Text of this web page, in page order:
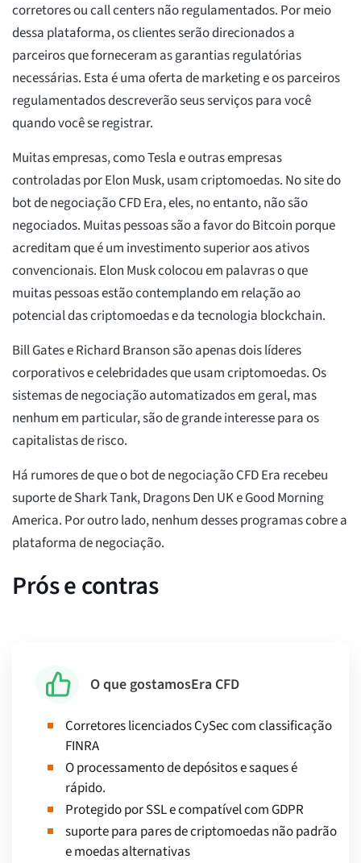
corretores ou call centers não regulamentados. Por meio
dessa plataforma, os clientes serão direcionados a
parceiros que forneceram as garantias regulatórias
necessárias. Esta é uma oferta de marketing e os parceiros
regulamentados descreverão seus serviços para você
quando você se registrar.
Muitas empresas, como Tesla e outras empresas
controladas por Elon Musk, usam criptomoedas. No site do
bot de negociação CFD Era, eles, no entanto, não são
negociados. Muitas pessoas são a favor do Bitcoin porque
acreditam que é um investimento superior aos ativos
convencionais. Elon Musk colocou em palavras o que
muitas pessoas estão contemplando em relação ao
potencial das criptomoedas e da tecnologia blockchain.
Bill Gates e Richard Branson são apenas dois líderes
corporativos e celebridades que usam criptomoedas. Os
sistemas de negociação automatizados em geral, mas
nenhum em particular, são de grande interesse para os
capitalistas de risco.
Há rumores de que o bot de negociação CFD Era recebeu
suporte de Shark Tank, Dragons Den UK e Good Morning
America. Por outro lado, nenhum desses programas cobre a
plataforma de negociação.
Prós e contras
O que gostamosEra CFD
Corretores licenciados CySec com classificação
FINRA
O processamento de depósitos e saques é
rápido.
Protegido por SSL e compatível com GDPR
suporte para pares de criptomoedas não padrão
e moedas alternativas